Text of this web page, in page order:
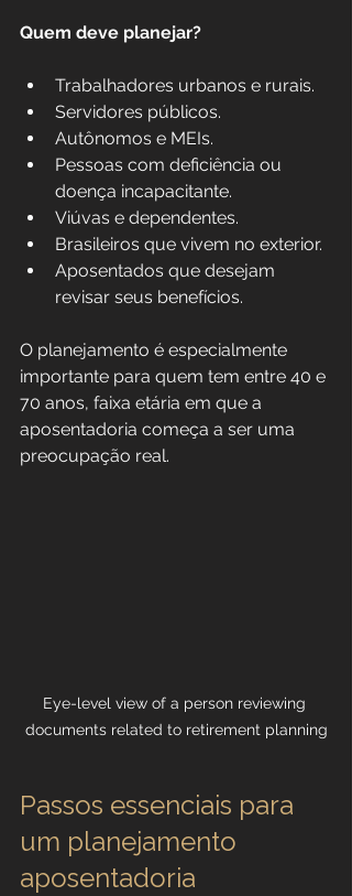
Quem deve planejar?
Trabalhadores urbanos e rurais.
Servidores públicos.
Autônomos e MEIs.
Pessoas com deficiência ou
doença incapacitante.
Viúvas e dependentes.
Brasileiros que vivem no exterior.
Aposentados que desejam
revisar seus benefícios.
O planejamento é especialmente
importante para quem tem entre 40 e
70 anos, faixa etária em que a
aposentadoria começa a ser uma
preocupação real.
Eye-level view of a person reviewing
documents related to retirement planning
Passos essenciais para
um planejamento
aposentadoria